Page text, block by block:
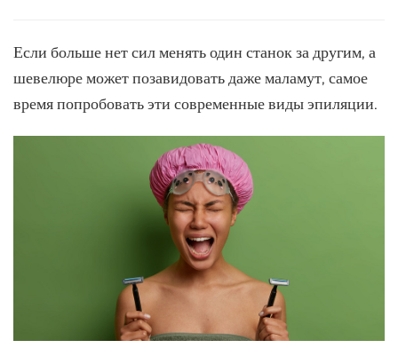
так
гладко:
лучшие
эпиляции
Если больше нет сил менять один станок за другим, а
шевелюре может позавидовать даже маламут, самое
время попробовать эти современные виды эпиляции.